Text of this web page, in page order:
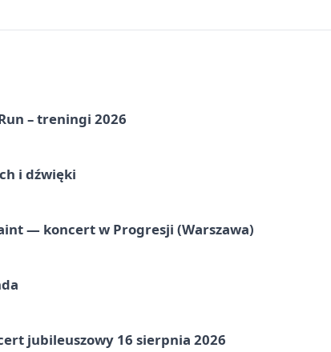
– treningi 2026
i dźwięki
— koncert w Progresji (Warszawa)
jubileuszowy 16 sierpnia 2026